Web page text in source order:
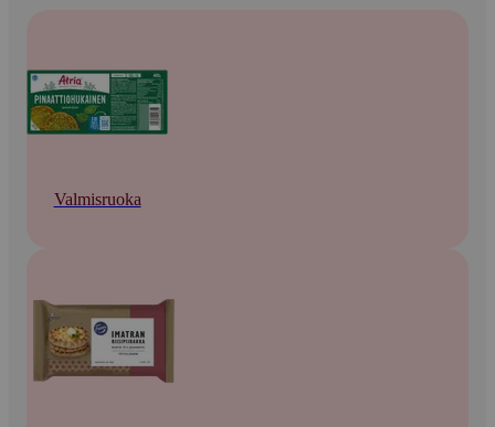
Valmisruoka